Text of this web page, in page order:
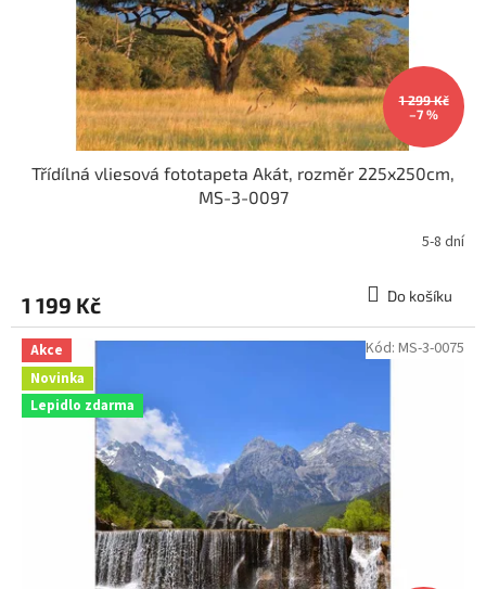
1 299 Kč
–7 %
Třídílná vliesová fototapeta Akát, rozměr 225x250cm,
MS-3-0097
5-8 dní
1 199 Kč Do košíku
Akce
Novinka
Lepidlo zdarma
Kód: MS-3-0075